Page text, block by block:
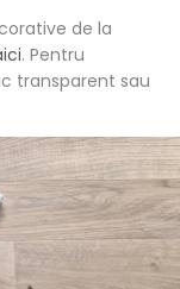
de la
. Pentru
transparent sau